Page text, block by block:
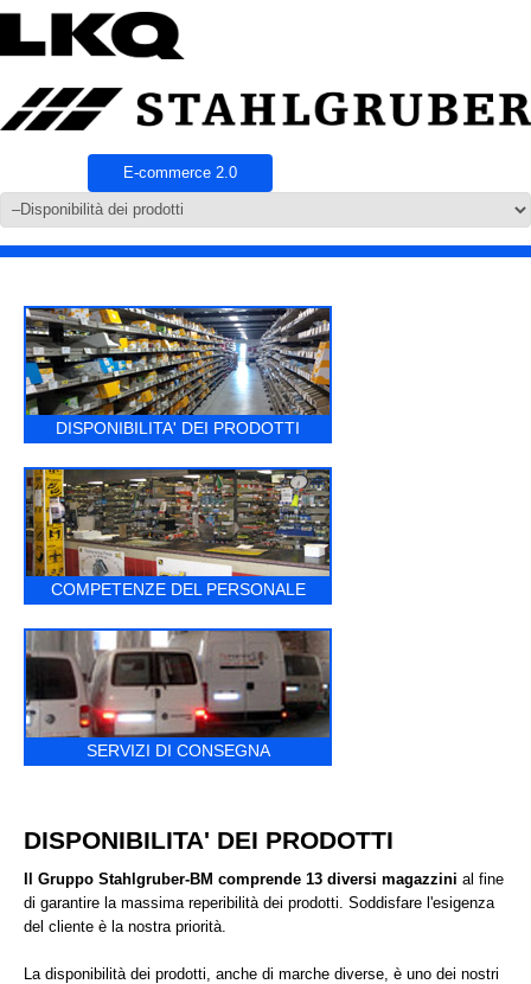
E-commerce 2.0
DISPONIBILITA' DEI PRODOTTI
COMPETENZE DEL PERSONALE
SERVIZI DI CONSEGNA
DISPONIBILITA' DEI PRODOTTI
Il Gruppo Stahlgruber-BM comprende 13 diversi magazzini al fine
di garantire la massima reperibilità dei prodotti. Soddisfare l'esigenza
del cliente è la nostra priorità.
La disponibilità dei prodotti, anche di marche diverse, è uno dei nostri